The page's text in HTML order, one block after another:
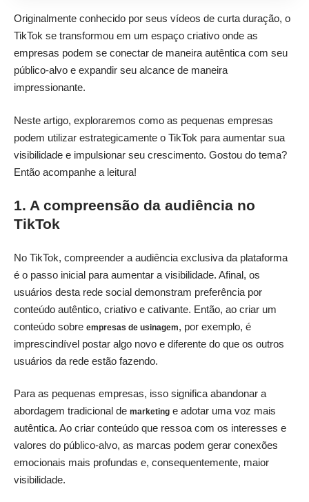
Originalmente conhecido por seus vídeos de curta duração, o
TikTok se transformou em um espaço criativo onde as
empresas podem se conectar de maneira autêntica com seu
público-alvo e expandir seu alcance de maneira
impressionante.
Neste artigo, exploraremos como as pequenas empresas
podem utilizar estrategicamente o TikTok para aumentar sua
visibilidade e impulsionar seu crescimento. Gostou do tema?
Então acompanhe a leitura!
1. A compreensão da audiência no
TikTok
No TikTok, compreender a audiência exclusiva da plataforma
é o passo inicial para aumentar a visibilidade. Afinal, os
usuários desta rede social demonstram preferência por
conteúdo autêntico, criativo e cativante. Então, ao criar um
conteúdo sobre empresas de usinagem, por exemplo, é
imprescindível postar algo novo e diferente do que os outros
usuários da rede estão fazendo.
Para as pequenas empresas, isso significa abandonar a
abordagem tradicional de marketing e adotar uma voz mais
autêntica. Ao criar conteúdo que ressoa com os interesses e
valores do público-alvo, as marcas podem gerar conexões
emocionais mais profundas e, consequentemente, maior
visibilidade.